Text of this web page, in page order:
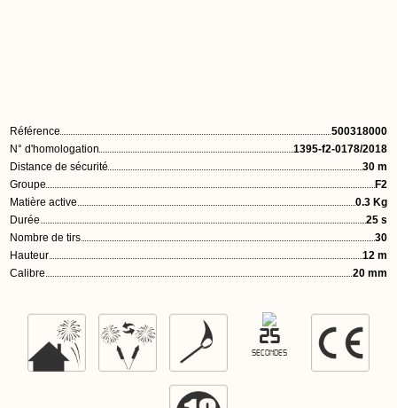
Référence
500318000
N° d'homologation
1395-f2-0178/2018
Distance de sécurité
30 m
Groupe
F2
Matière active
0.3 Kg
Durée
25 s
Nombre de tirs
30
Hauteur
12 m
Calibre
20 mm
25
SECONDES